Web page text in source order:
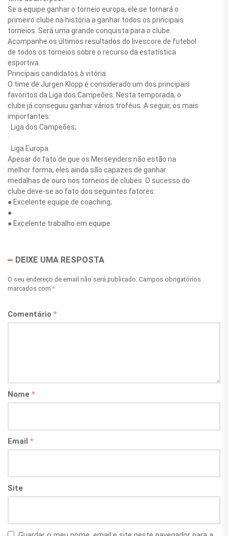
Se a equipe ganhar o torneio europa, ele se tornará o
primeiro clube na história a ganhar todos os principais
torneios. Será uma grande conquista para o clube.
Acompanhe os últimos resultados do livescore de futebol
de todos os torneios sobre o recurso da estatística
esportiva.
Principais candidatos à vitória
O time de Jurgen Klopp é considerado um dos principais
favoritos da Liga dos Campeões. Nesta temporada, o
clube já conseguiu ganhar vários troféus. A seguir, os mais
importantes:
· Liga dos Campeões;
·
· Liga Europa.
Apesar do fato de que os Merseyiders não estão na
melhor forma, eles ainda são capazes de ganhar
medalhas de ouro nos torneios de clubes. O sucesso do
clube deve-se ao fato dos seguintes fatores:
● Excelente equipe de coaching;
●
● Excelente trabalho em equipe.
DEIXE UMA RESPOSTA
O seu endereço de email não será publicado. Campos obrigatórios
marcados com *
Comentário *
Nome *
Email *
Site